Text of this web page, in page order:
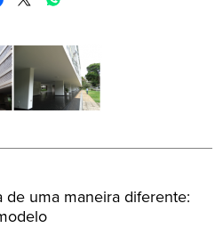
de uma maneira diferente: